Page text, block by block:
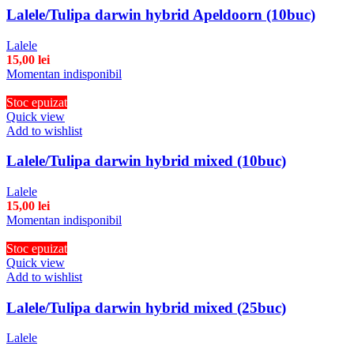
Lalele/Tulipa darwin hybrid Apeldoorn (10buc)
Lalele
15,00 lei
Momentan indisponibil
Stoc epuizat
Quick view
Add to wishlist
Lalele/Tulipa darwin hybrid mixed (10buc)
Lalele
15,00 lei
Momentan indisponibil
Stoc epuizat
Quick view
Add to wishlist
Lalele/Tulipa darwin hybrid mixed (25buc)
Lalele